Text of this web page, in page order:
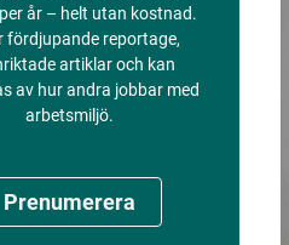
år – helt utan kostnad.
fördjupande reportage,
artiklar och kan
av hur andra jobbar med
arbetsmiljö.
Prenumerera